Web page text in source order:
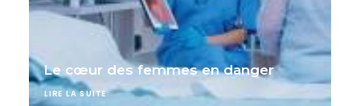
Le cœur des femmes en danger
LIRE LA SUITE